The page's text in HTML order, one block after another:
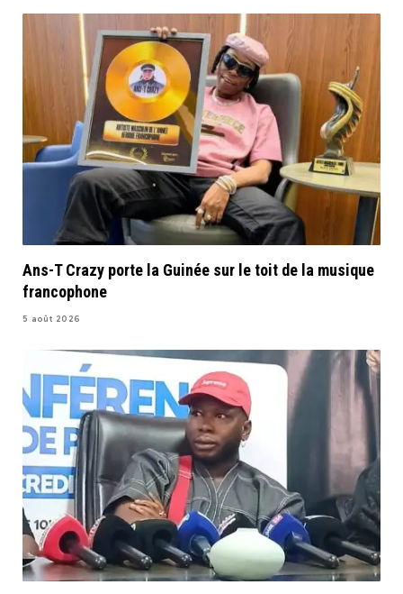
Ans-T Crazy porte la Guinée sur le toit de la musique
francophone
5 août 2026